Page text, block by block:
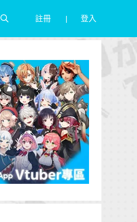
註冊 登入